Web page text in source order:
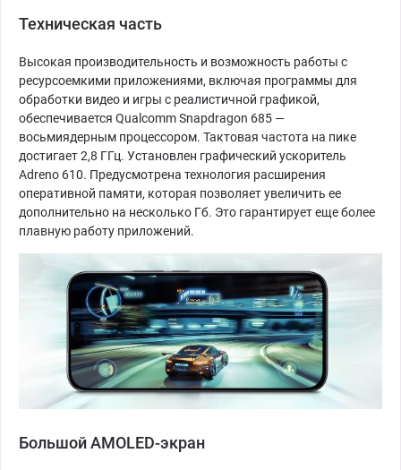
Техническая часть
Высокая производительность и возможность работы с
ресурсоемкими приложениями, включая программы для
обработки видео и игры с реалистичной графикой,
обеспечивается Qualcomm Snapdragon 685 —
восьмиядерным процессором. Тактовая частота на пике
достигает 2,8 ГГц. Установлен графический ускоритель
Adreno 610. Предусмотрена технология расширения
оперативной памяти, которая позволяет увеличить ее
дополнительно на несколько Гб. Это гарантирует еще более
плавную работу приложений.
Большой AMOLED-экран